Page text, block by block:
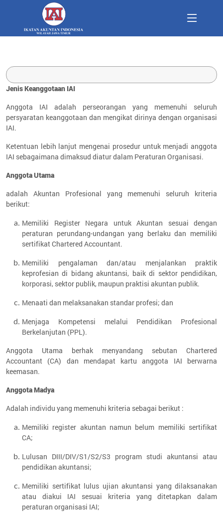
Jenis Keanggotaan IAI
Anggota IAI adalah perseorangan yang memenuhi seluruh
persyaratan keanggotaan dan mengikat dirinya dengan organisasi
IAI.
Ketentuan lebih lanjut mengenai prosedur untuk menjadi anggota
IAI sebagaimana dimaksud diatur dalam Peraturan Organisasi.
Anggota Utama
adalah Akuntan Profesional yang memenuhi seluruh kriteria
berikut:
Memiliki Register Negara untuk Akuntan sesuai dengan
peraturan perundang-undangan yang berlaku dan memiliki
sertifikat Chartered Accountant.
Memiliki pengalaman dan/atau menjalankan praktik
keprofesian di bidang akuntansi, baik di sektor pendidikan,
korporasi, sektor publik, maupun praktisi akuntan publik.
Menaati dan melaksanakan standar profesi; dan
Menjaga Kompetensi melalui Pendidikan Profesional
Berkelanjutan (PPL).
Anggota Utama berhak menyandang sebutan Chartered
Accountant (CA) dan mendapat kartu anggota IAI berwarna
keemasan.
Anggota Madya
Adalah individu yang memenuhi kriteria sebagai berikut :
Memiliki register akuntan namun belum memiliki sertifikat
CA;
Lulusan DIII/DIV/S1/S2/S3 program studi akuntansi atau
pendidikan akuntansi;
Memiliki sertifikat lulus ujian akuntansi yang dilaksanakan
atau diakui IAI sesuai kriteria yang ditetapkan dalam
peraturan organisasi IAI;